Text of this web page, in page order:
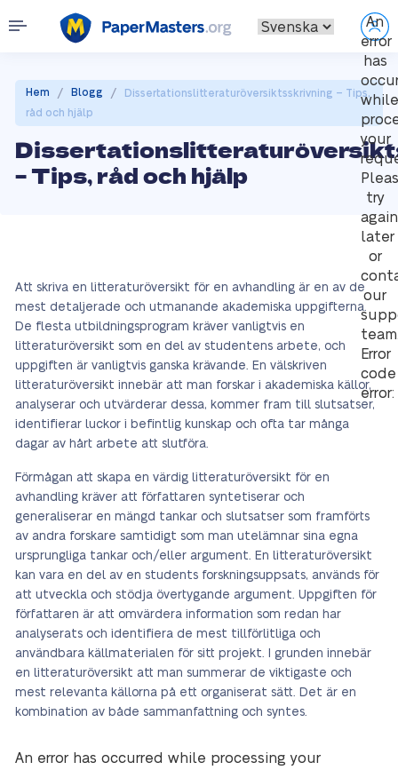
An
error
has
while
your
try
again
later
or
our
Error
code
error:
Hem / Blogg /
Dissertationslitteraturöversiktsskrivning – Tips,
råd och hjälp
– Tips, råd och hjälp
Att skriva en litteraturöversikt för en avhandling är en av de
mest detaljerade och utmanande akademiska uppgifterna.
De flesta utbildningsprogram kräver vanligtvis en
litteraturöversikt som en del av studentens arbete, och
uppgiften är vanligtvis ganska krävande. En välskriven
litteraturöversikt innebär att man forskar i akademiska källor,
analyserar och utvärderar dessa, kommer fram till slutsatser,
identifierar luckor i befintlig kunskap och ofta tar många
dagar av hårt arbete att slutföra.
Förmågan att skapa en värdig litteraturöversikt för en
avhandling kräver att författaren syntetiserar och
generaliserar en mängd tankar och slutsatser som framförts
av andra forskare samtidigt som man utelämnar sina egna
ursprungliga tankar och/eller argument. En litteraturöversikt
kan vara en del av en students forskningsuppsats, används för
att utveckla och stödja övertygande argument. Uppgiften för
författaren är att omvärdera information som redan har
analyserats och identifiera de mest tillförlitliga och
användbara källmaterialen för sitt projekt. I grunden innebär
en litteraturöversikt att man summerar de viktigaste och
mest relevanta källorna på ett organiserat sätt. Det är en
kombination av både sammanfattning och syntes.
An error has occurred while processing your